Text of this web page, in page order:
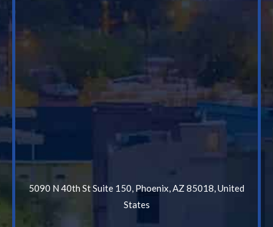
5090 N 40th St Suite 150, Phoenix, AZ 85018, United
States